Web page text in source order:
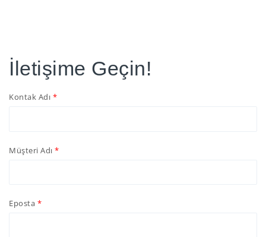
İletişime Geçin!
Kontak Adı
Müşteri Adı
Eposta